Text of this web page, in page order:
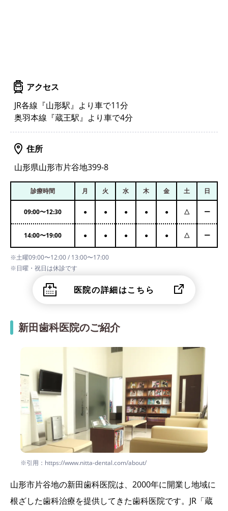
アクセス
JR各線『山形駅』より車で11分
奥羽本線『蔵王駅』より車で4分
住所
山形県山形市片谷地399-8
診療時間 月 火 水 木 金 土 日
09:00〜12:30 ● ● ● ● ● △ ー
14:00〜19:00 ● ● ● ● ● △ ー
※土曜09:00〜12:00 / 13:00〜17:00
※日曜・祝日は休診です
医院の詳細はこちら
新田歯科医院のご紹介
※引用：https://www.nitta-dental.com/about/
山形市片谷地の新田歯科医院は、2000年に開業し地域に
根ざした歯科治療を提供してきた歯科医院です。JR「蔵